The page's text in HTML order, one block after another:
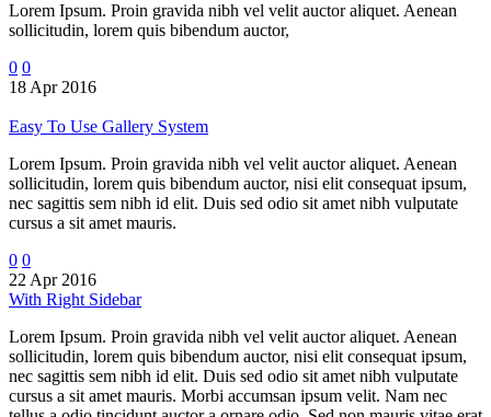
Lorem Ipsum. Proin gravida nibh vel velit auctor aliquet. Aenean
sollicitudin, lorem quis bibendum auctor,
0 0
18 Apr 2016
Easy To Use Gallery System
Lorem Ipsum. Proin gravida nibh vel velit auctor aliquet. Aenean
sollicitudin, lorem quis bibendum auctor, nisi elit consequat ipsum,
nec sagittis sem nibh id elit. Duis sed odio sit amet nibh vulputate
cursus a sit amet mauris.
0 0
22 Apr 2016
With Right Sidebar
Lorem Ipsum. Proin gravida nibh vel velit auctor aliquet. Aenean
sollicitudin, lorem quis bibendum auctor, nisi elit consequat ipsum,
nec sagittis sem nibh id elit. Duis sed odio sit amet nibh vulputate
cursus a sit amet mauris. Morbi accumsan ipsum velit. Nam nec